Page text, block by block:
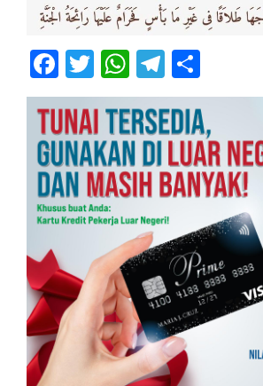
Facebook
Twitter
WhatsApp
Telegram